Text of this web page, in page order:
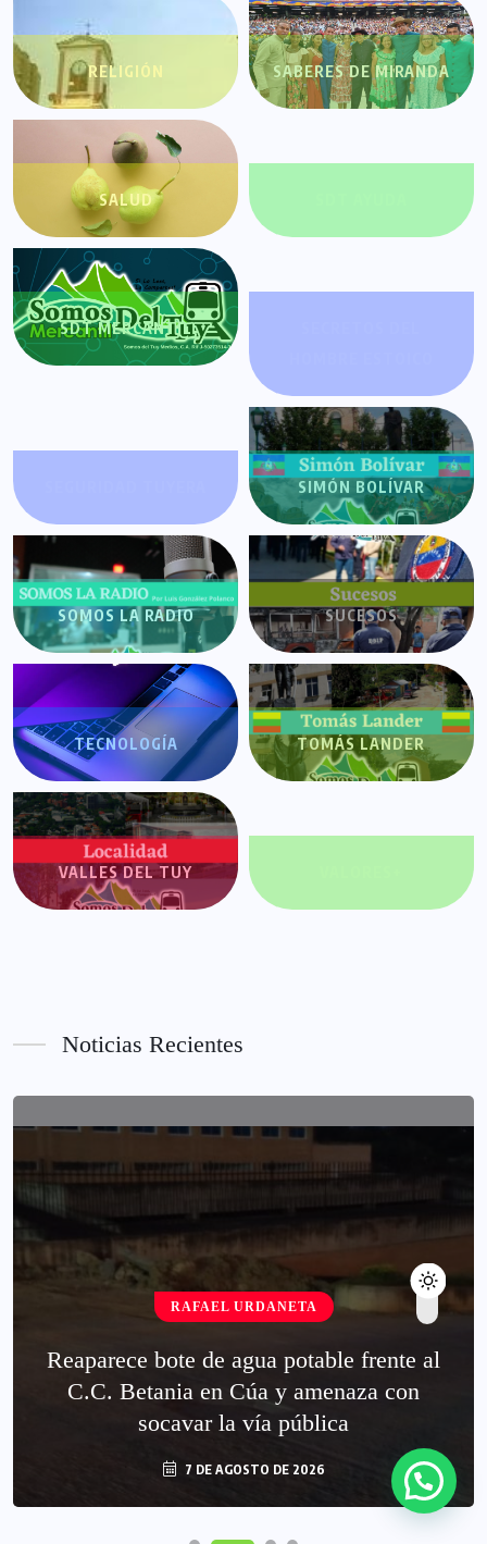
RELIGIÓN SABERES DE MIRANDA
SALUD
SDT MERCANTIL
SIMÓN BOLÍVAR
SOMOS LA RADIO SUCESOS
TECNOLOGÍA TOMÁS LANDER
VALLES DEL TUY
Noticias Recientes
RAFAEL URDANETA
Reaparece bote de agua potable frente al
C.C. Betania en Cúa y amenaza con
socavar la vía pública
7 DE AGOSTO DE 2026